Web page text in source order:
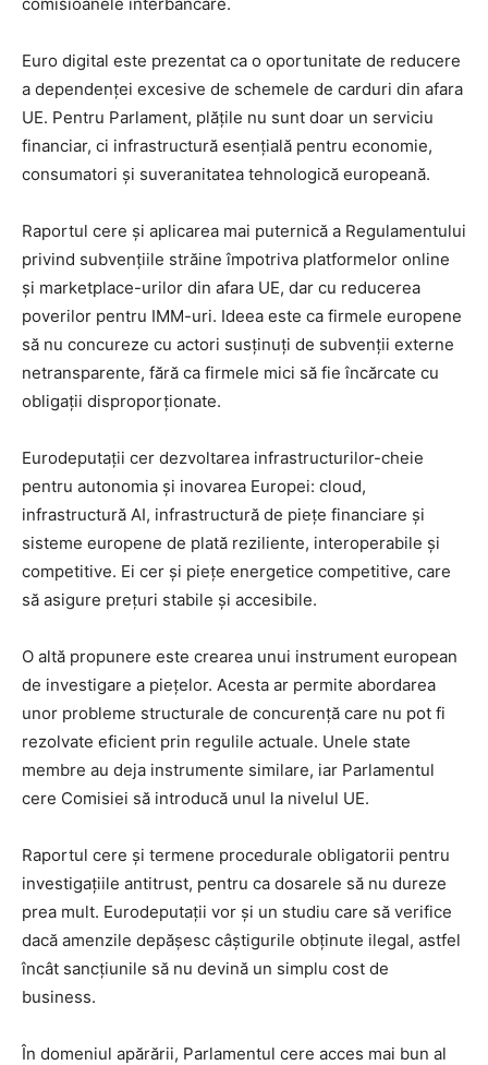
Euro digital este prezentat ca o oportunitate de reducere
a dependenței excesive de schemele de carduri din afara
UE. Pentru Parlament, plățile nu sunt doar un serviciu
financiar, ci infrastructură esențială pentru economie,
consumatori și suveranitatea tehnologică europeană.
Raportul cere și aplicarea mai puternică a Regulamentului
privind subvențiile străine împotriva platformelor online
și marketplace-urilor din afara UE, dar cu reducerea
poverilor pentru IMM-uri. Ideea este ca firmele europene
să nu concureze cu actori susținuți de subvenții externe
netransparente, fără ca firmele mici să fie încărcate cu
obligații disproporționate.
Eurodeputații cer dezvoltarea infrastructurilor-cheie
pentru autonomia și inovarea Europei: cloud,
infrastructură AI, infrastructură de piețe financiare și
sisteme europene de plată reziliente, interoperabile și
competitive. Ei cer și piețe energetice competitive, care
să asigure prețuri stabile și accesibile.
O altă propunere este crearea unui instrument european
de investigare a piețelor. Acesta ar permite abordarea
unor probleme structurale de concurență care nu pot fi
rezolvate eficient prin regulile actuale. Unele state
membre au deja instrumente similare, iar Parlamentul
cere Comisiei să introducă unul la nivelul UE.
Raportul cere și termene procedurale obligatorii pentru
investigațiile antitrust, pentru ca dosarele să nu dureze
prea mult. Eurodeputații vor și un studiu care să verifice
dacă amenzile depășesc câștigurile obținute ilegal, astfel
încât sancțiunile să nu devină un simplu cost de
business.
În domeniul apărării, Parlamentul cere acces mai bun al